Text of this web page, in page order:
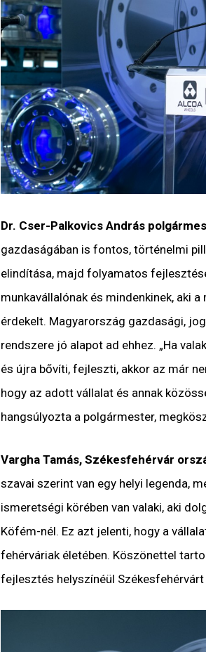
Dr. Cser-Palkovics András
gazdaságában is fontos, történelmi
elindítása, majd folyamatos
munkavállalónak és mindenkinek, aki
érdekelt. Magyarország gazdasági,
rendszere jó alapot ad ehhez. „Ha
és újra bővíti, fejleszti, akkor az már
hogy az adott vállalat és annak
hangsúlyozta a polgármester,
Vargha Tamás, Székesfehérvár
szavai szerint van egy helyi legenda,
ismeretségi körében van valaki, aki
Köfém-nél. Ez azt jelenti, hogy a
fehérváriak életében. Köszönettel
fejlesztés helyszínéül